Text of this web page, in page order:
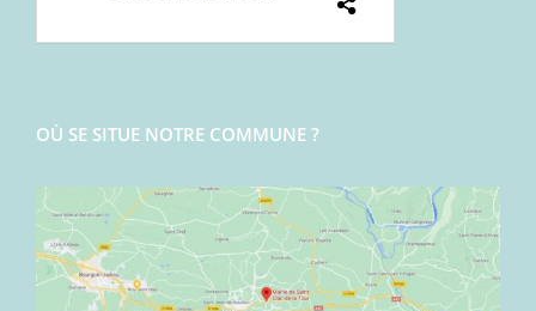
OÙ SE SITUE NOTRE COMMUNE ?